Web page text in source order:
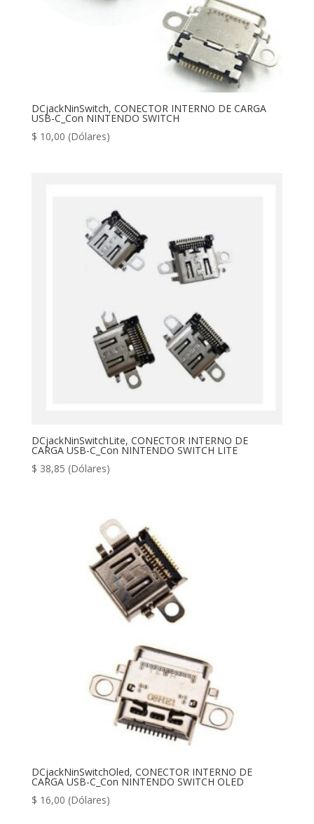
DCjackNinSwitch, CONECTOR INTERNO DE CARGA
USB-C_Con NINTENDO SWITCH
$ 10,00 (Dólares)
DCjackNinSwitchLite, CONECTOR INTERNO DE
CARGA USB-C_Con NINTENDO SWITCH LITE
$ 38,85 (Dólares)
DCjackNinSwitchOled, CONECTOR INTERNO DE
CARGA USB-C_Con NINTENDO SWITCH OLED
$ 16,00 (Dólares)